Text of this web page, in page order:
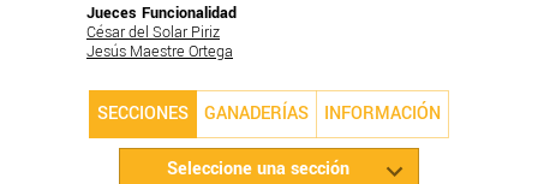
Jueces Funcionalidad
César del Solar Piriz
Jesús Maestre Ortega
SECCIONES GANADERÍAS INFORMACIÓN
Seleccione una sección